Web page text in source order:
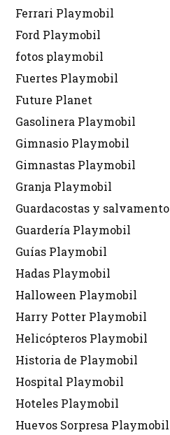
Ferrari Playmobil
Ford Playmobil
fotos playmobil
Fuertes Playmobil
Future Planet
Gasolinera Playmobil
Gimnasio Playmobil
Gimnastas Playmobil
Granja Playmobil
Guardacostas y salvamento
Guardería Playmobil
Guías Playmobil
Hadas Playmobil
Halloween Playmobil
Harry Potter Playmobil
Helicópteros Playmobil
Historia de Playmobil
Hospital Playmobil
Hoteles Playmobil
Huevos Sorpresa Playmobil